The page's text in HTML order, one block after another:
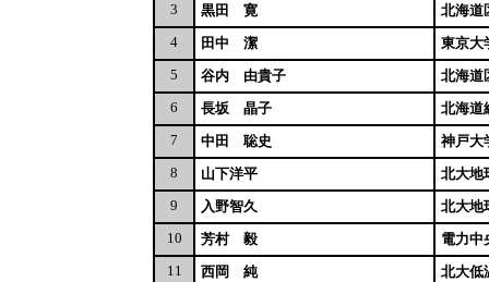
3
黒田 寛
北海道
4
田中 潔
東京大
5
谷内 由貴子
北海道
6
長坂 晶子
北海道
7
中田 聡史
神戸大
8
山下洋平
北大地
9
入野智久
北大地
10
芳村 毅
電力中
11
西岡 純
北大低